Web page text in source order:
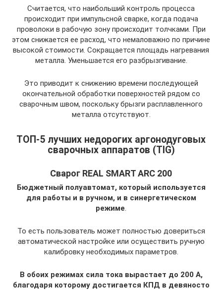
Считается, что наибольший контроль процесса
происходит при импульсной сварке, когда подача
проволоки в рабочую зону происходит толчками. При
этом снижается ее расход, что немаловажно по причине
высокой стоимости. Сокращается площадь нагревания
металла. Уменьшается его разбрызгивание.
Это приводит к снижению времени последующей
окончательной обработки поверхностей рядом со
сварочным швом, поскольку брызги расплавленного
металла отсутствуют.
ТОП-5 лучших недорогих аргонодуговых
сварочных аппаратов (TIG)
Сварог REAL SMART ARC 200
Бюджетный полуавтомат, который используется
для работы и в ручном, и в синергетическом
режиме.
То есть пользователь может полностью довериться
автоматической настройке или осуществить ручную
калибровку необходимых параметров.
В обоих режимах сила тока вырастает до 200 А,
благодаря которому достигается КПД в девяносто